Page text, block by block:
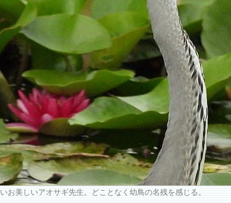
お美しいアオサギ先生。どことなく幼鳥の名残を感じる。